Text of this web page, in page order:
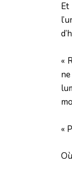
Et
«
«